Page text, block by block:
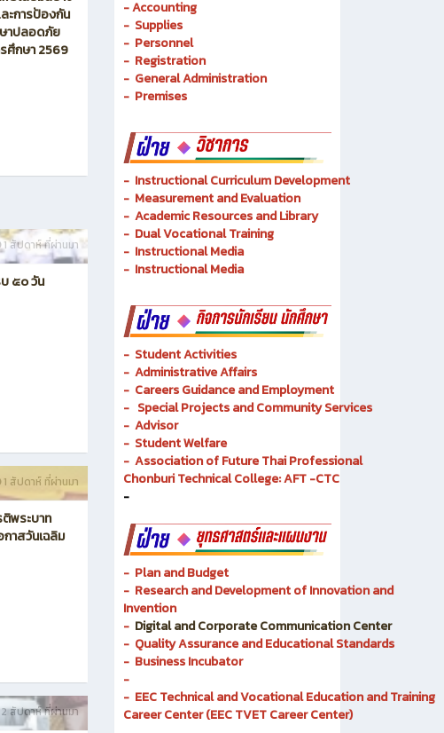
5 ชั่วโมง ที่ผ่านมา
- Finance
- Accounting
- Supplies
- Registration
-General Administration
-Premises
- Instructional Curriculum Development
- Measurement and Evaluation
-Dual Vocational Training
-Instructional Media
-Instructional Media
- Student Activities
- Administrative Affairs
- Careers Guidance and Employment
-Special Projects and Community Services
-
-Association of Future Thai Professional
Chonburi Technical College: AFT -CTC
-
- Plan and Budget
- Research and Development of Innovation and
Invention
- Digital and Corporate Communication Center
- Quality Assurance and Educational Standards